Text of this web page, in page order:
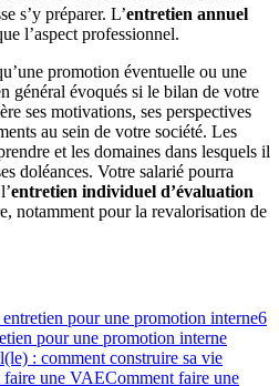
s’y préparer. L’entretien annuel
l’aspect professionnel.
promotion éventuelle ou une
général évoqués si le bilan de votre
ses motivations, ses perspectives
au sein de votre société. Les
et les domaines dans lesquels il
doléances. Votre salarié pourra
entretien individuel d’évaluation
notamment pour la revalorisation de
6
pour une promotion interne
: comment construire sa vie
Comment faire une